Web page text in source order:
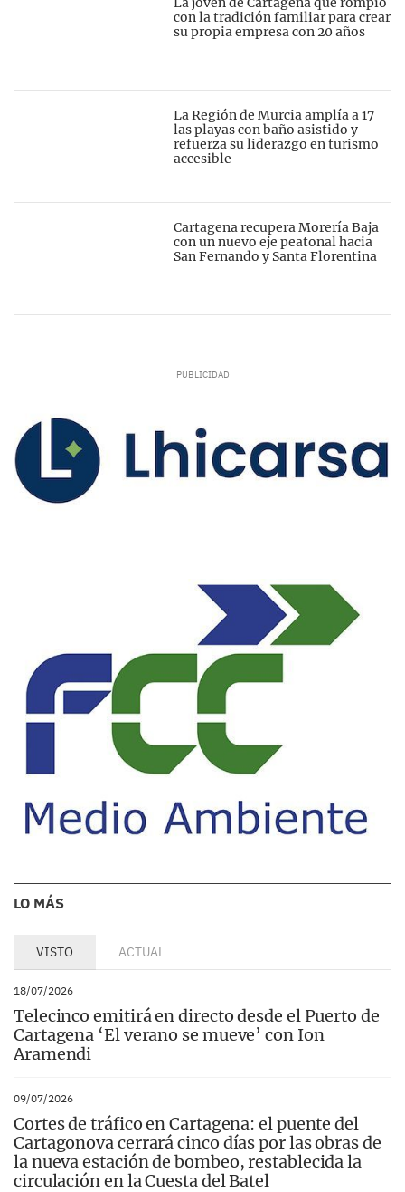
con la tradición familiar para crear
su propia empresa con 20 años
La Región de Murcia amplía a 17
las playas con baño asistido y
refuerza su liderazgo en turismo
accesible
Cartagena recupera Morería Baja
con un nuevo eje peatonal hacia
San Fernando y Santa Florentina
LO MÁS
VISTO ACTUAL
18/07/2026
Telecinco emitirá en directo desde el Puerto de
Cartagena ‘El verano se mueve’ con Ion
Aramendi
09/07/2026
Cortes de tráfico en Cartagena: el puente del
Cartagonova cerrará cinco días por las obras de
la nueva estación de bombeo, restablecida la
circulación en la Cuesta del Batel